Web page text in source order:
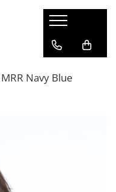
Navy Blue